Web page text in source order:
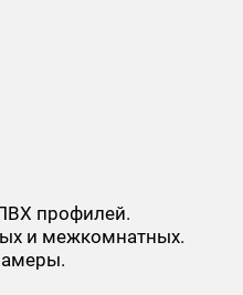
профилей.
и межкомнатных.